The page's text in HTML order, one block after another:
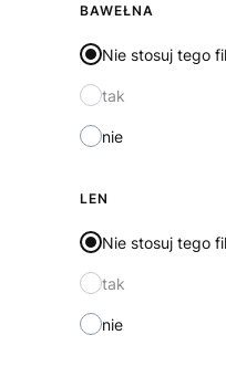
BAWEŁNA
Nie stosuj tego
tak
nie
LEN
Nie stosuj tego
tak
nie